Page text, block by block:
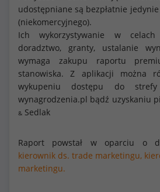
udostępniane są bezpłatnie
(niekomercyjnego).
Ich wykorzystywanie w celach
doradztwo, granty, ustalanie
wymaga zakupu raportu
stanowiska. Z aplikacji można
wykupeniu dostępu do
wynagrodzenia.pl bądź uzyskaniu
& Sedlak
Raport powstał w oparciu o
kierownik ds. trade marketingu,
marketingu.